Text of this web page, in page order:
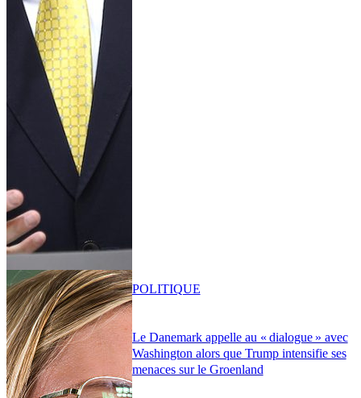
Le Danemark appelle au « dialogue » avec
Washington alors que Trump intensifie ses
menaces sur le Groenland
POLITIQUE